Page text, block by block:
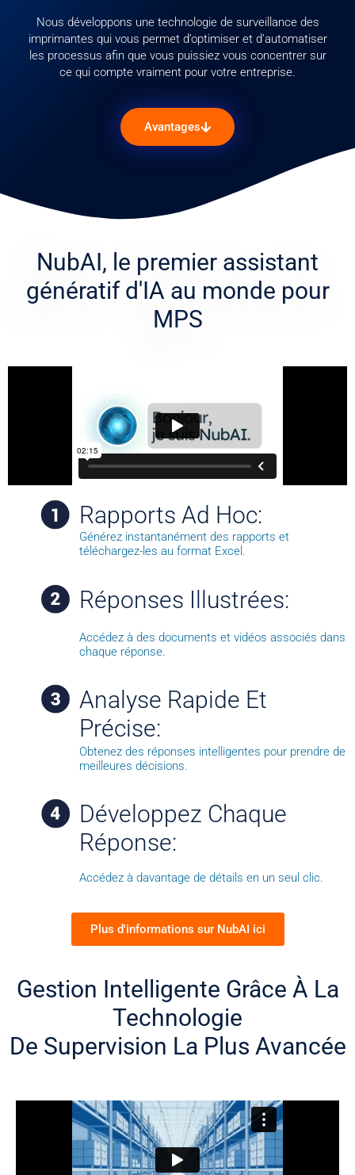
Nous développons une technologie de surveillance des
imprimantes qui vous permet d’optimiser et d’automatiser
les processus afin que vous puissiez vous concentrer sur
ce qui compte vraiment pour votre entreprise.
Avantages
NubAI, le premier assistant
génératifd'IA au monde pour
MPS
Rapports Ad Hoc:
Générez instantanément des rapports et
téléchargez-les au format Excel.
Réponses Illustrées:
Accédez à des documents et vidéos associés dans
chaque réponse.
Analyse Rapide Et
Précise:
Obtenez des réponses intelligentes pour prendre de
meilleures décisions.
Développez Chaque
Réponse:
Accédez à davantage de détails en un seul clic.
Plus d'informations sur NubAI ici
Gestion Intelligente Grâce À La
Technologie
De Supervision La Plus Avancée